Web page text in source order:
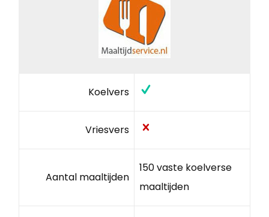
Koelvers
Vriesvers
Aantal maaltijden
150 vaste koelverse
maaltijden